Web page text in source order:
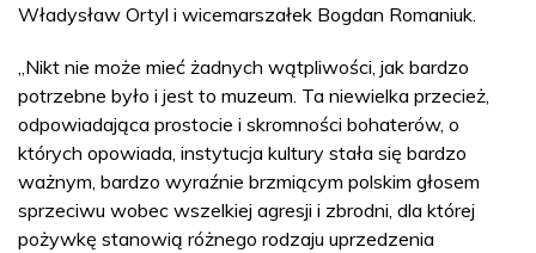
Władysław Ortyl i wicemarszałek Bogdan Romaniuk.
„Nikt nie może mieć żadnych wątpliwości, jak bardzo
potrzebne było i jest to muzeum. Ta niewielka przecież,
odpowiadająca prostocie i skromności bohaterów, o
których opowiada, instytucja kultury stała się bardzo
ważnym, bardzo wyraźnie brzmiącym polskim głosem
sprzeciwu wobec wszelkiej agresji i zbrodni, dla której
pożywkę stanowią różnego rodzaju uprzedzenia